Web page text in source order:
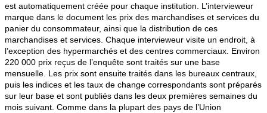
est automatiquement créée pour chaque institution. L’intervieweur
marque dans le document les prix des marchandises et services du
panier du consommateur, ainsi que la distribution de ces
marchandises et services. Chaque intervieweur visite un endroit, à
l’exception des hypermarchés et des centres commerciaux. Environ
220 000 prix reçus de l’enquête sont traités sur une base
mensuelle. Les prix sont ensuite traités dans les bureaux centraux,
puis les indices et les taux de change correspondants sont préparés
sur leur base et sont publiés dans les deux premières semaines du
mois suivant. Comme dans la plupart des pays de l’Union